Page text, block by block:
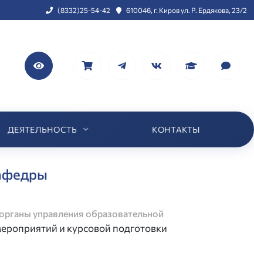
(8332)25-54-42 610046, г. Киров ул. Р. Ердякова, 23/2
ДЕЯТЕЛЬНОСТЬ КОНТАКТЫ
управления образовательной
и курсовой подготовки